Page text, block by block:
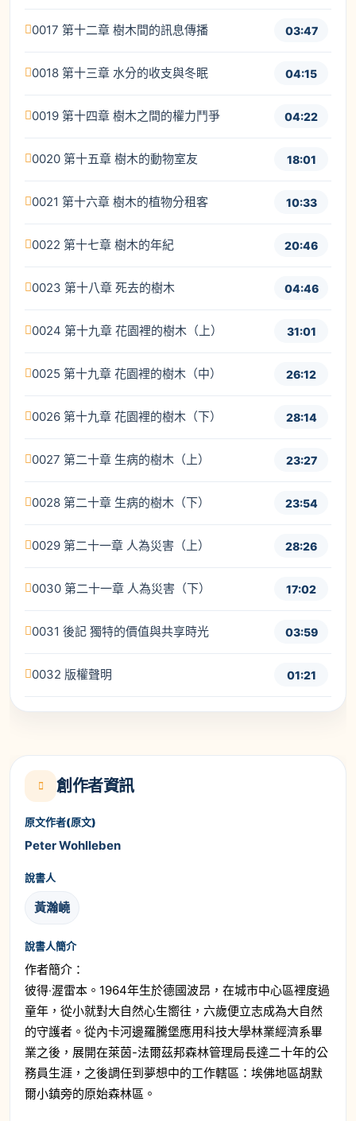
0017 第十二章 樹木間的訊息傳播 03:47
0018 第十三章 水分的收支與冬眠 04:15
0019 第十四章 樹木之間的權力鬥爭 04:22
0020 第十五章 樹木的動物室友 18:01
0021 第十六章 樹木的植物分租客 10:33
0022 第十七章 樹木的年紀 20:46
0023 第十八章 死去的樹木 04:46
0024 第十九章 花園裡的樹木（上） 31:01
0025 第十九章 花園裡的樹木（中） 26:12
0026 第十九章 花園裡的樹木（下） 28:14
0027 第二十章 生病的樹木（上） 23:27
0028 第二十章 生病的樹木（下） 23:54
0029 第二十一章 人為災害（上） 28:26
0030 第二十一章 人為災害（下） 17:02
0031 後記 獨特的價值與共享時光 03:59
0032 版權聲明 01:21
創作者資訊
原文作者(原文)
Peter Wohlleben
說書人
黃瀚嶢
說書人簡介
作者簡介：
彼得‧渥雷本。1964年生於德國波昂，在城市中心區裡度過
童年，從小就對大自然心生嚮往，六歲便立志成為大自然
的守護者。從內卡河邊羅騰堡應用科技大學林業經濟系畢
業之後，展開在萊茵-法爾茲邦森林管理局長達二十年的公
務員生涯，之後調任到夢想中的工作轄區：埃佛地區胡默
爾小鎮旁的原始森林區。